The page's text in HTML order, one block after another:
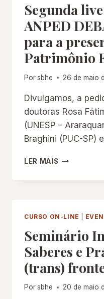
IMPRENSA
(PROMIM)
Segunda
ANPED
para a
Patrimônio
Porsbhe 26 de maio
Divulgamos, a
doutoras Rosa
(UNESP –
Braghini (PUC-SP)
LER MAIS SEGUNDA
ANPED
DEBATE:
“POLÍTICAS
PARA
A
DO
CURSO ON-LINE
Seminário
Saberes e
(trans)
Porsbhe 20 de maio